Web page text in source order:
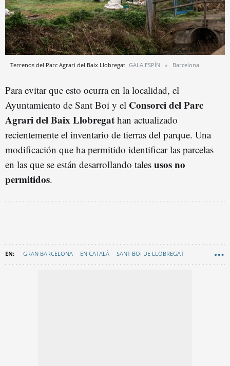
Terrenos del Parc Agrari del Baix Llobregat GALA ESPÍN Barcelona
Para evitar que esto ocurra en la localidad, el
Ayuntamiento de Sant Boi y el Consorci del Parc
Agrari del Baix Llobregat han actualizado
recientemente el inventario de tierras del parque. Una
modificación que ha permitido identificar las parcelas
en las que se están desarrollando tales usos no
permitidos.
GRAN BARCELONA EN CATALÀ SANT BOI DE LLOBREGAT